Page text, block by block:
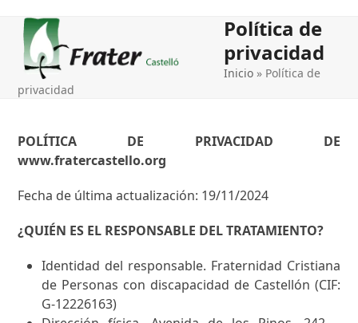
Open
mobile
menu
Close
mobile
menu
Política de
privacidad
Inicio » Política de
privacidad
POLÍTICA DE PRIVACIDAD DE
www.fratercastello.org
Fecha de última actualización: 19/11/2024
¿QUIÉN ES EL RESPONSABLE DEL TRATAMIENTO?
Identidad del responsable. Fraternidad Cristiana
de Personas con discapacidad de Castellón (CIF:
G-12226163)